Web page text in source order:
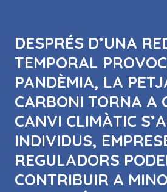
DESPRÉS D’UNA
TEMPORAL
PANDÈMIA, LA
CARBONI TORNA A
CANVI CLIMÀTIC
INDIVIDUS,
REGULADORS
CONTRIBUIR A